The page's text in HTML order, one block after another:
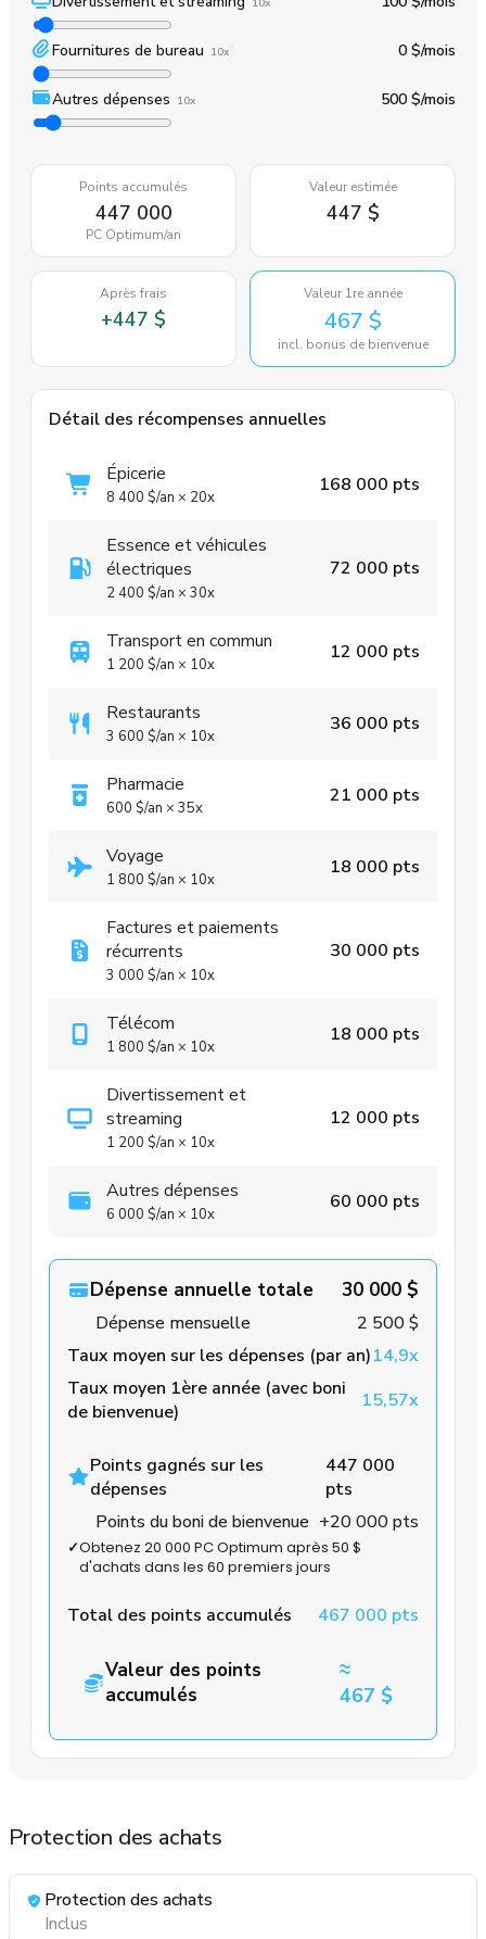
10x
Fournitures de bureau 10x 0 $/mois
Autres dépenses 10x 500 $/mois
Points accumulés
447 000
PC Optimum/an
Valeur estimée
447 $
Après frais
+447 $
Valeur 1re année
467 $
incl. bonus de bienvenue
Détail des récompenses annuelles
Épicerie
8 400 $/an × 20x
168 000 pts
Essence et véhicules
électriques
2 400 $/an × 30x
72 000 pts
Transport en commun
1 200 $/an × 10x
12 000 pts
Restaurants
3 600 $/an × 10x
36 000 pts
Pharmacie
600 $/an × 35x
21 000 pts
Voyage
1 800 $/an × 10x
18 000 pts
Factures et paiements
récurrents
3 000 $/an × 10x
30 000 pts
Télécom
1 800 $/an × 10x
18 000 pts
Divertissement et
streaming
1 200 $/an × 10x
12 000 pts
Autres dépenses
6 000 $/an × 10x
60 000 pts
Dépense annuelle totale 30 000 $
Dépense mensuelle
2 500 $
Taux moyen sur les dépenses (par an)14,9x
Taux moyen 1ère année (avec boni
de bienvenue)
15,57x
Points gagnés sur les
dépenses
447 000
pts
Points du boni de bienvenue +20 000 pts
✓Obtenez 20 000 PC Optimum après 50 $
d'achats dans les 60 premiers jours
Total des points accumulés 467 000 pts
Valeur des points
accumulés
≈
467 $
Protection des achats
Protection des achats
Inclus